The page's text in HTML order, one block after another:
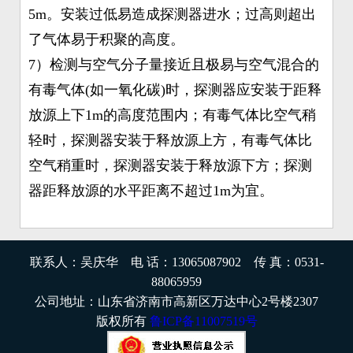
5m。安装过低易造成探测器进水；过高则超出
了气体易于积聚的高度。
7）检测与空气分子量接近且极易与空气混合的
有毒气体(如一氧化碳)时，探测器应安装于距释
放源上下1m的高度范围内；有毒气体比空气稍
轻时，探测器安装于释放源上方，有毒气体比
空气稍重时，探测器安装于释放源下方；探测
器距释放源的水平距离不超过1m为宜。
联系人：吴庆华 电 话：13065087902 传 真：0531-
88065959
公司地址：山东省济南市高新区万达中心2号楼2307
版权所有 鲁ICP备11007519号